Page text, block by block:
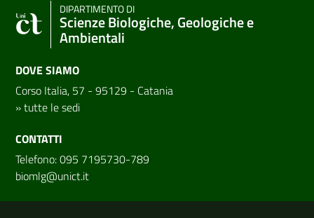
DIPARTIMENTO DI
Scienze Biologiche, Geologiche e
Ambientali
DOVE SIAMO
Corso Italia, 57 - 95129 - Catania
»tutte le sedi
CONTATTI
Telefono: 095 7195730-789
biomlg@unict.it
Link e informazioni utili